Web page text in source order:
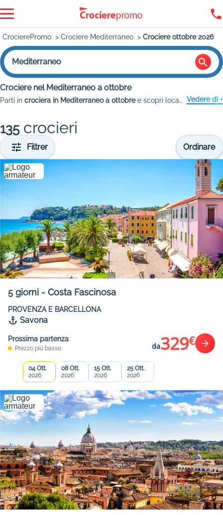
CrocierePromo Crociere Mediterraneo Crociere ottobre 2026
Mediterraneo
Crociere nel Mediterraneo a ottobre
Parti in crociera in Mediterraneo a ottobree scopri località suggestive, siti archeologici di rilievo internazionale e spiagge da sogno. Profitta delle offerte di crociera con Vedere di +
135 crocieri
Filtrer Ordinare
5 giorni - Costa Fascinosa
PROVENZA E BARCELLONA
Savona
Prossima partenza
Prezzo più basso da329€
04 Ott.
2026
08 Ott.
2026
15 Ott.
2026
25 Ott.
2026